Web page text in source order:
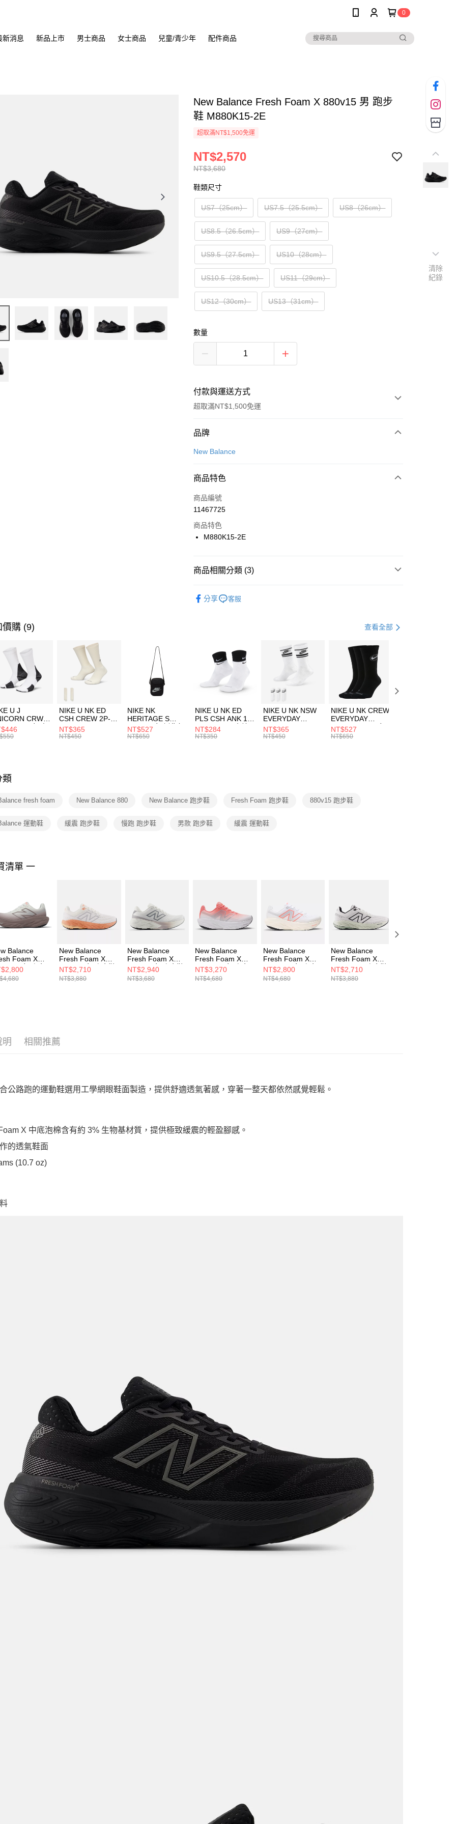
0
新消息 新品上市 男士商品 女士商品 兒童/青少年 配件商品
New Balance Fresh Foam X 880v15 男 跑步
鞋 M880K15-2E
超取滿NT$1,500免運
NT$3,680
NT$2,570
鞋類尺寸
US7（25cm） US7.5（25.5cm） US8（26cm）
US8.5（26.5cm） US9（27cm）
US9.5（27.5cm） US10（28cm）
US10.5（28.5cm） US11（29cm）
US12（30cm） US13（31cm）
數量
付款與運送方式
超取滿NT$1,500免運
付款方式
信用卡一次付款
合作金庫商業銀行
華南商業銀行
上海商業儲蓄銀行
國泰世華商業銀行
聯邦商業銀行
台新國際商業銀行
LINE Pay
Apple Pay
【關於「AFTEE先享後付」】
３．安心：先確認商品／服務後，再付款。
【「AFTEE先享後付」結帳流程】
１．於結帳方式選擇「AFTEE先享後付」後，將跳轉至「AFTEE先享後
付」結帳頁面，進行簡訊認證並確認金額後，即可完成結帳。
２．訂單成立數日內，您將收到繳費通知簡訊。
３．收到繳費通知簡訊後14天內，點擊此簡訊中的連結，可透過四大超商
／ATM／網路銀行／等多元方式進行付款，方視為交易完成。
※ 請注意：結帳手續完成當下不需立刻繳費，但若您需要取消訂單，請聯
絡購買商品的店家。未經商家同意取消之訂單仍視為有效，需透過AFTEE
先享後付繳納相關費用。
１．透過由恩沛科技股份有限公司提供之「AFTEE先享後付」服務完成之
交易，需依本服務之必要範圍內提供個人資料，並將交易相關給付款項請
２．關於個人資料處理事宜，請瀏覽以下網址：
形，恩沛科技股份有限公司將有權停止該用戶之使用額度並採取法律行
動。
每筆NT$100，滿NT$1,500(含以上)免運費
每筆NT$100，滿NT$1,500(含以上)免運費
付款後門市自取
每筆NT$100，滿NT$1,500(含以上)免運費
品牌
New Balance
商品特色
商品編號
11467725
商品特色
M880K15-2E
商品相關分類 (3)
分享 客服
價購 (9) 查看全部
U J
CRW
-160 男女 中
FZ3393100
NIKE U NK ED
CSH CREW 2P-
144 EMBRDY 男
女 短統襪
NT$365
NT$450
NIKE NK
HERITAGE S
SMIT 男女 側背包
BA5871010
NT$527
NT$650
NIKE U NK ED
PLS CSH ANK 1P
144 DBL 男 中統
襪 DH4058104
NT$284
NT$350
NIKE U NK NSW
EVERYDAY
ESSENTIAL CR
男女 短統襪
NT$365
NT$450
NIKE U NK CREW
EVERYDAY
BBALL 3PR 男女
長統襪
NT$527
NT$650
類
fresh foam New Balance 880 New Balance 跑步鞋 Fresh Foam 跑步鞋 880v15 跑步鞋
運動鞋 緩震 跑步鞋 慢跑 跑步鞋 男款 跑步鞋 緩震 運動鞋
清單 一
Balance
Foam X
女 跑步
D
New Balance
Fresh Foam X
860v14 女 跑步鞋
W86014B-D
NT$2,710
NT$3,880
New Balance
Fresh Foam X
880v15 女 跑步鞋
W8801S6-D
NT$2,940
NT$3,680
New Balance
Fresh Foam X
1080v14 女 跑步
鞋 W1080X14-D
NT$3,270
NT$4,680
New Balance
Fresh Foam X
1080v14 女 跑步
鞋 W108014H-D
NT$2,800
NT$4,680
New Balance
Fresh Foam X
860v14 男 跑步鞋
M86014G-2E
NT$2,710
NT$3,880
明 相關推薦
公路跑的運動鞋選用工學網眼鞋面製造，提供舒適透氣著感，穿著一整天都依然感覺輕鬆。
X 中底泡棉含有約 3% 生物基材質，提供極致緩震的輕盈腳感。
的透氣鞋面
(10.7 oz)
清除
紀錄